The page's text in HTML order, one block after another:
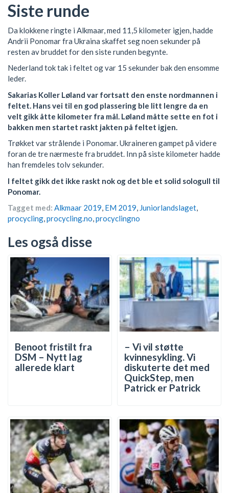
Siste runde
Da klokkene ringte i Alkmaar, med 11,5 kilometer igjen, hadde
Andrii Ponomar fra Ukraina skaffet seg noen sekunder på
resten av bruddet for den siste runden begynte.
Nederland tok tak i feltet og var 15 sekunder bak den ensomme
leder.
Sakarias Koller Løland var fortsatt den enste nordmannen i
feltet. Hans vei til en god plassering ble litt lengre da en
velt gikk åtte kilometer fra mål. Løland måtte sette en fot i
bakken men startet raskt jakten på feltet igjen.
Trøkket var strålende i Ponomar. Ukraineren gampet på videre
foran de tre nærmeste fra bruddet. Inn på siste kilometer hadde
han fremdeles tolv sekunder.
I feltet gikk det ikke raskt nok og det ble et solid sologull til
Ponomar.
Tagget med: Alkmaar 2019, EM 2019, Juniorlandslaget,
procycling,procycling.no,procyclingno
Les også disse
Benoot fristilt fra
DSM – Nytt lag
allerede klart
– Vi vil støtte
kvinnesykling. Vi
diskuterte det med
QuickStep, men
Patrick er Patrick